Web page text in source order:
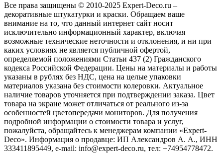
Все права защищены © 2010-2025 Expert-Deco.ru –
декоративные штукатурки и краски. Обращаем ваше
внимание на то, что данный интернет сайт носит
исключительно информационный характер, включая
возможные технические неточности и отклонения, и ни при
каких условиях не является публичной офертой,
определяемой положениями Статьи 437 (2) Гражданского
кодекса Российской Федерации. Цены на материалы и работы
указаны в рублях без НДС, цена на целые упаковки
материалов указана без стоимости колеровки. Актуальное
наличие товаров уточняется при подтверждении заказа. Цвет
товара на экране может отличаться от реального из‑за
особенностей цветопередачи мониторов. Для получения
подробной информации о стоимости товара и услуг,
пожалуйста, обращайтесь к менеджерам компании «Expert-
Deco». Информация о продавце: ИП Александров А. А., ИНН
333411895449, e-mail: info@expert-deco.ru, тел: +74954778472.